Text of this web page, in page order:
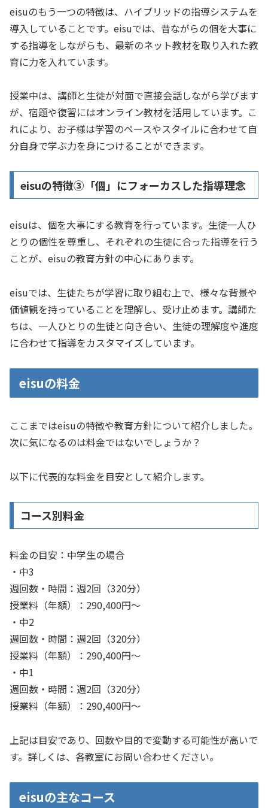
eisuのもう一つの特徴は、ハイブリッドの指導システムを
導入していることです。eisuでは、昔ながらの個を大事に
する指導をしながらも、最新のネット教材を取り入れた教
育に力を入れています。
授業中は、講師と生徒が対面で直接会話しながら学びます
が、宿題や復習にはオンライン教材を活用しています。こ
れにより、お子様は学習のペースやスタイルに合わせて自
分自身で学ぶ力を身につけることができます。
eisuの特徴➂「個」にフォーカスした指導理念
eisuは、個を大事にする教育を行っています。生徒一人ひ
とりの個性を尊重し、それぞれの生徒に合った指導を行う
ことが、eisuの教育方針の中心にあります。
eisuでは、生徒たちが学習に取り組む上で、様々な背景や
価値観を持っていることを理解し、受け止めます。講師た
ちは、一人ひとりの生徒と向き合い、生徒の理解度や進度
に合わせて指導をカスタマイズしています。
eisuの料金
ここまではeisuの特徴や教育方針について紹介しました。
次に気になるのは料金ではないでしょうか？
以下に代表的な料金を目安として紹介します。
コース別料金
料金の目安：中学生の場合
・中3
週回数・時間：週2回（320分）
授業料（年額）：290,400円～
・中2
週回数・時間：週2回（320分）
授業料（年額）：290,400円～
・中1
週回数・時間：週2回（320分）
授業料（年額）：290,400円～
上記は目安であり、回数や目的で変動する可能性が高いで
す。詳しくは、各教室にお問い合わせください。
eisuの主なコース